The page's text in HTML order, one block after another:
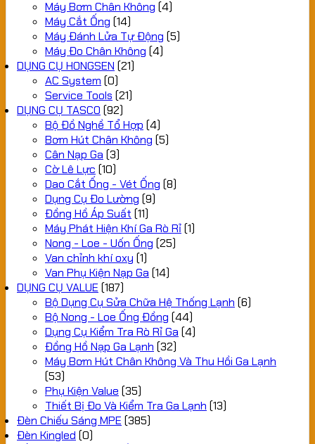
Máy Bơm Chân Không (4)
Máy Cắt Ống (14)
Máy Đánh Lửa Tự Động (5)
Máy Đo Chân Không (4)
DỤNG CỤ HONGSEN (21)
AC System (0)
Service Tools (21)
DỤNG CỤ TASCO (92)
Bộ Đồ Nghề Tổ Hợp (4)
Bơm Hút Chân Không (5)
Cân Nạp Ga (3)
Cờ Lê Lực (10)
Dao Cắt Ống - Vét Ống (8)
Dụng Cụ Đo Lường (9)
Đồng Hồ Áp Suất (11)
Máy Phát Hiện Khí Ga Rò Rỉ(1)
Nong - Loe - Uốn Ống (25)
Van chỉnh khí oxy (1)
Van Phụ Kiện Nạp Ga (14)
DỤNG CỤ VALUE (187)
Bộ Dụng Cụ Sửa Chữa Hệ Thống Lạnh (6)
Bộ Nong - Loe Ống Đồng (44)
Dụng Cụ Kiểm Tra Rò Rỉ Ga (4)
Đồng Hồ Nạp Ga Lạnh (32)
Máy Bơm Hút Chân Không Và Thu Hồi Ga Lạnh
(53)
Phụ Kiện Value (35)
Thiết Bị Đo Và Kiểm Tra Ga Lạnh (13)
Đèn Chiếu Sáng MPE (385)
Đèn Kingled (0)